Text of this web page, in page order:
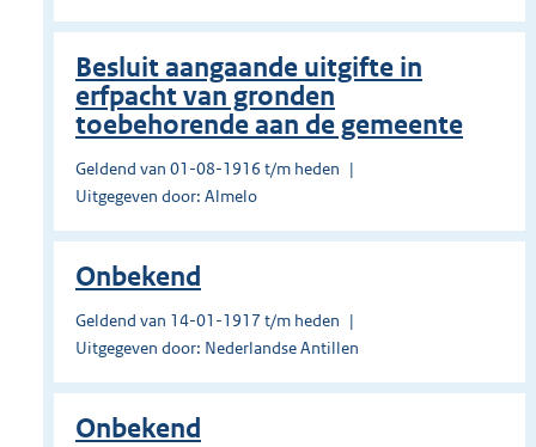
Besluit aangaande uitgifte in
erfpacht van gronden
toebehorende aan de gemeente
Geldend van 01-08-1916 t/m heden
Uitgegeven door: Almelo
Onbekend
Geldend van 14-01-1917 t/m heden
Uitgegeven door: Nederlandse Antillen
Onbekend